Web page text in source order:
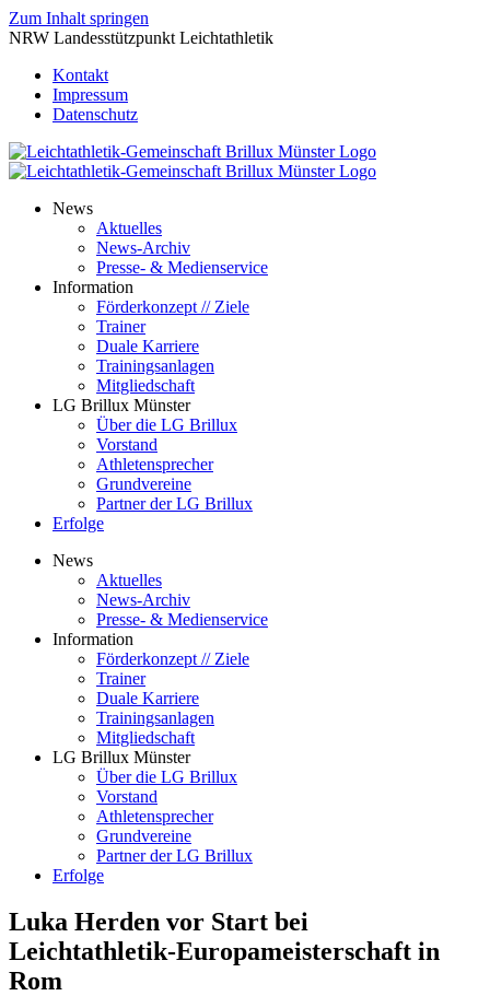
Zum Inhalt springen
NRW Landesstützpunkt Leichtathletik
Kontakt
Impressum
Datenschutz
News
Aktuelles
News-Archiv
Presse- & Medienservice
Information
Förderkonzept // Ziele
Trainer
Duale Karriere
Trainingsanlagen
Mitgliedschaft
LG Brillux Münster
Über die LG Brillux
Vorstand
Athletensprecher
Grundvereine
Partner der LG Brillux
Erfolge
News
Aktuelles
News-Archiv
Presse- & Medienservice
Information
Förderkonzept // Ziele
Trainer
Duale Karriere
Trainingsanlagen
Mitgliedschaft
LG Brillux Münster
Über die LG Brillux
Vorstand
Athletensprecher
Grundvereine
Partner der LG Brillux
Erfolge
Luka Herden vor Start bei
Leichtathletik-Europameisterschaft in
Rom